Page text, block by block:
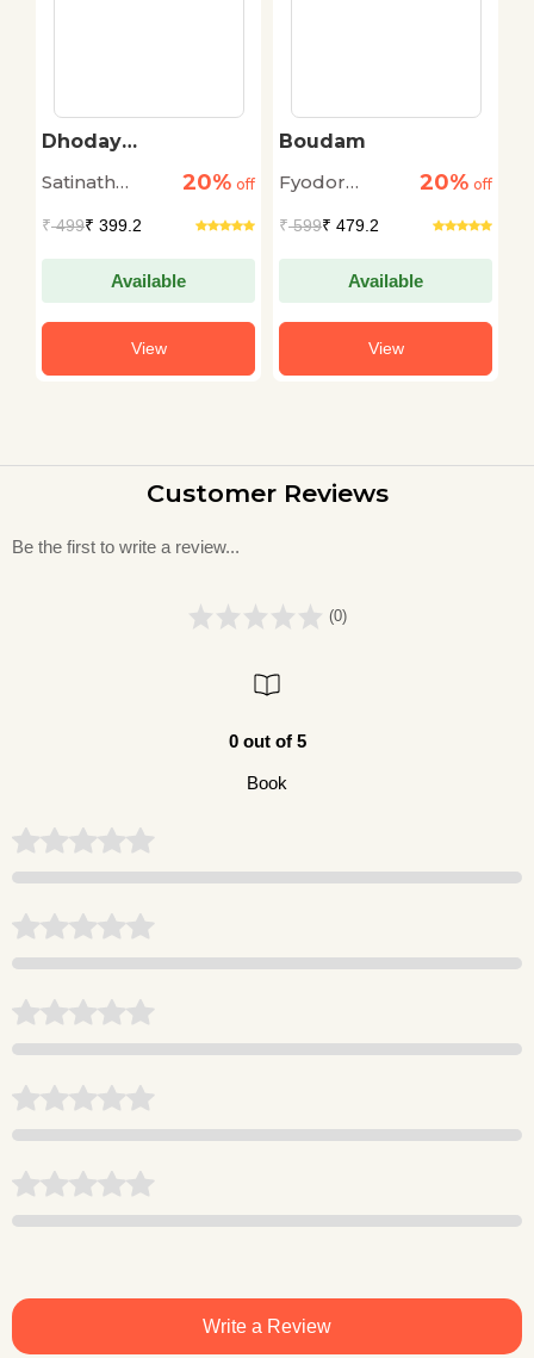
Dhoday
Satinath
20% off
₹499₹ 399.2
Available
View
Boudam
Fyodor
20% off
₹599₹ 479.2
Available
View
Customer Reviews
Be the first to write a review...
(0)
0 out of 5
Book
Write a Review